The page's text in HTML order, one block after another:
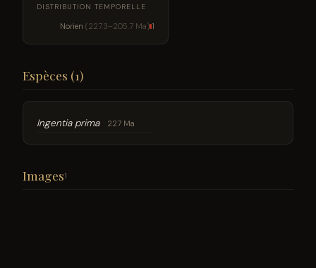
DISTRIBUTION TEMPORELLE
Norien (227.3–205.7 Ma) 1
Espèces (1)
Ingentia prima 227 Ma
Images1